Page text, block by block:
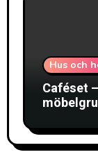
Hus och
Caféset